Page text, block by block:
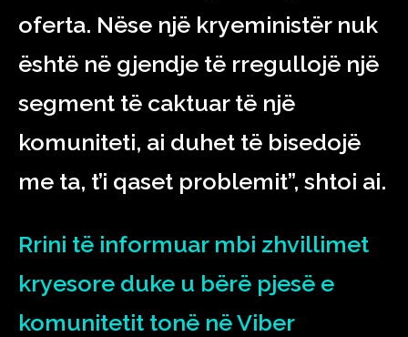
oferta. Nëse një kryeministër nuk
është në gjendje të rregullojë një
segment të caktuar të një
komuniteti, ai duhet të bisedojë
me ta, t’i qaset problemit”, shtoi ai.
Rrini të informuar mbi zhvillimet
kryesore duke u bërë pjesë e
komunitetit tonë në Viber